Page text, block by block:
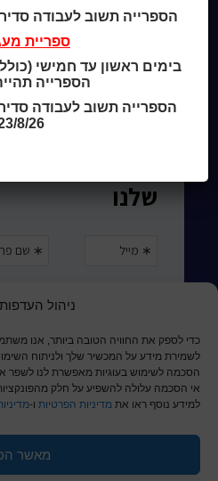
ניהול
לשמירת מידע על המכשיר שלך ולניתוח
הסכמה לשימוש בעוגיות מאפשרת לנו לשפר
אי הסכמה עלולה להשפיע על חלק
למידע נוסף ראו את מדיניות הפרטיות ו-
מאשר
קטלוג כותר ראשון
מדיניות הפרטיות
© כל הזכויות שמורות לכותר ראשון
הספרייה תשוב לעבודה סדירה
ספריית
הספרייה
הספרייה תשוב לעבודה
8/26.